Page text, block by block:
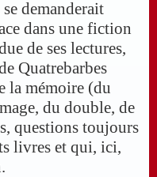
demanderait
dans une fiction
de ses lectures,
Quatrebarbes
la mémoire (du
du double, de
questions toujours
livres et qui, ici,